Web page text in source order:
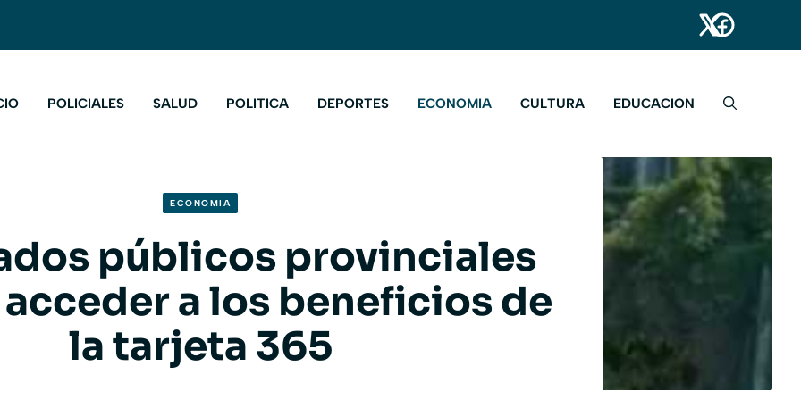
POLICIALES SALUD POLITICA DEPORTES ECONOMIA CULTURA EDUCACION
ECONOMIA
públicos provinciales
a los beneficios de
la tarjeta 365